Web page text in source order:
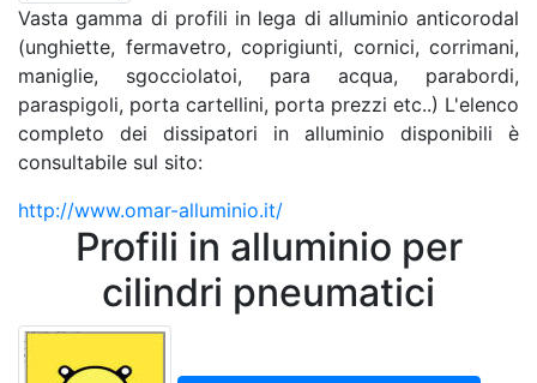
Vasta gamma di profili in lega di alluminio anticorodal
(unghiette, fermavetro, coprigiunti, cornici, corrimani,
maniglie, sgocciolatoi, para acqua, parabordi,
paraspigoli, porta cartellini, porta prezzi etc..) L'elenco
completo dei dissipatori in alluminio disponibili è
consultabile sul sito:
http://www.omar-alluminio.it/
Profili in alluminio per
cilindri pneumatici